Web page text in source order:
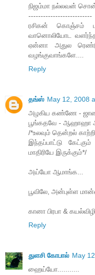
நிஜம்மா நல்லவன்
--------------------------
ரசிகன் கொஞ்சம்
வானொலியோட
ஏன்னா அதுல
வழங்குவாங்களே....
Reply
தங்ஸ் May 12, 2008
அழகிய கண்ணே -
பூங்கதவே -
/*உலவும் தென்றல்
இந்தப்பாட்டு
மாதிரியே இருக்கும்*/
அய்யோ ஆமாங்க...
பூவிலே, அன்புள்ள
கானா பிரபா &
Reply
துளசி கோபால் May
ஹைய்யோ...........